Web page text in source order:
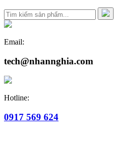
Email:
tech@nhannghia.com
Hotline:
0917 569 624